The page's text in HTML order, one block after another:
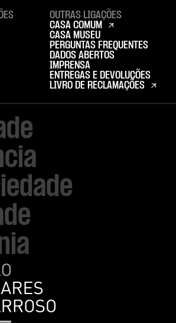
OUTRAS LIGAÇÕES
CASA COMUM
CASA MUSEU
PERGUNTAS FREQUENTES
DADOS ABERTOS
IMPRENSA
ENTREGAS E DEVOLUÇÕES
LIVRO DE RECLAMAÇÕES